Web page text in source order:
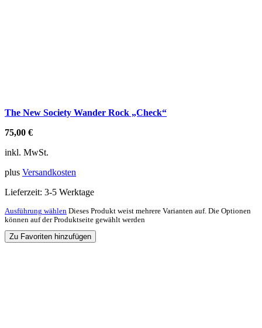
The New Society Wander Rock „Check“
75,00 €
inkl. MwSt.
plus Versandkosten
Lieferzeit: 3-5 Werktage
Ausführung wählen Dieses Produkt weist mehrere Varianten auf. Die Optionen
können auf der Produktseite gewählt werden
Zu Favoriten hinzufügen